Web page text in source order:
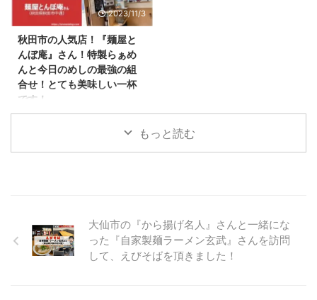
でも温まるらーめん！ にんに
く！旨辛！味噌！のキーワードが
入るらーめんのご紹介です！ 本
日のご紹介させて頂くラーメン店
さんはいつもご贔屓にさせて頂い
ている 秋田県仙北郡美郷町の
「麺屋はじめ」さんです！ 前回
ーメン屋さんです！ 麺屋はじめ
場所 八橋食堂さんは、新国道の
マクドナルドの近くにありま ...
2023/11/3
秋田市の人気店！『麺屋と
んぼ庵』さん！特製らぁめ
んと今日のめしの最強の組
合せ！とても美味しい一杯
です！
こんばんわ！ブログ『しんめんの
旅』のお時間となりました。 10
らーめん屋さんは、 インスタグ
ラムのフォロワーさんの投稿を見
て とても気になり、それがきっ
もっと読む
大仙市の『から揚げ名人』さんと一緒にな
った『自家製麺ラーメン玄武』さんを訪問
して、えびそばを頂きました！